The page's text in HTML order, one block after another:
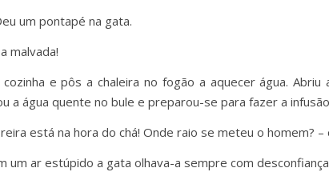
um pontapé na gata.
malvada!
e pôs a chaleira no fogão a aquecer água.
a água quente no bule e preparou-se para fazer a
está na hora do chá! Onde raio se meteu o homem? –
um ar estúpido a gata olhava-a sempre com